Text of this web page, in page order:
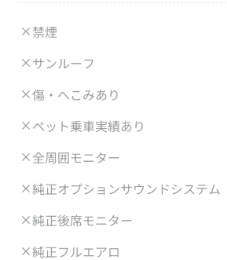
禁煙
サンルーフ
傷・へこみあり
ペット乗車実績あり
全周囲モニター
純正オプションサウンドシステム
純正後席モニター
純正フルエアロ